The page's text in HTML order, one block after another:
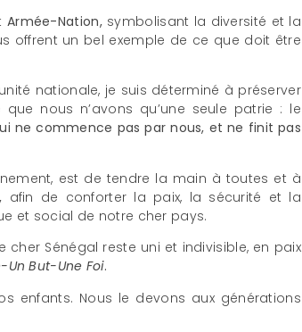
Armée-Nation,symbolisant la diversité et la
offrent un bel exemple de ce que doit être
nationale, je suis déterminé à préserver
nous n’avons qu’une seule patrie : le
ne commence pas par nous, et ne finit pas
est de tendre la main à toutes et à
afin de conforter la paix, la sécurité et la
et social de notre cher pays.
cher Sénégal reste uni et indivisible, en paix
Un But-Une Foi.
enfants. Nous le devons aux générations